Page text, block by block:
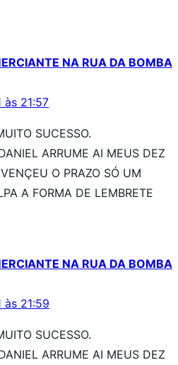
NA RUA DA BOMBA
às 21:57
SUCESSO.
ARRUME AI MEUS DEZ
O PRAZO SÓ UM
A FORMA DE LEMBRETE
NA RUA DA BOMBA
às 21:59
SUCESSO.
ARRUME AI MEUS DEZ